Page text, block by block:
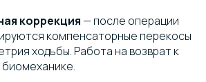
коррекция — после операции
компенсаторные перекосы
ходьбы. Работа на возврат к